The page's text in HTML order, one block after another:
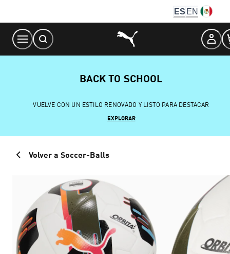
Content
ES EN
BACK TO SCHOOL
VUELVE CON UN ESTILO RENOVADO Y LISTO PARA DESTACAR
EXPLORAR
Volver a Soccer-Balls